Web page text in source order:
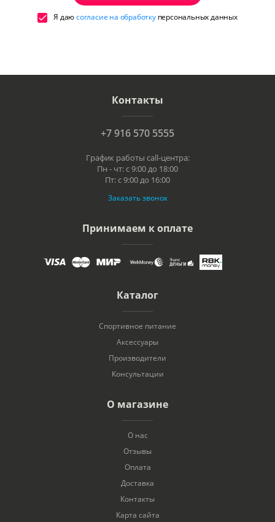
Я даюсогласие на обработкуперсональных данных
Контакты
+7 916 570 5555
График работы call-центра:
Пн - чт: с 9:00 до 18:00
Пт: с 9:00 до 16:00
Заказать звонок
Принимаем к оплате
Каталог
Спортивное питание
Аксессуары
Производители
Консультации
О магазине
О нас
Отзывы
Оплата
Доставка
Контакты
Карта сайта